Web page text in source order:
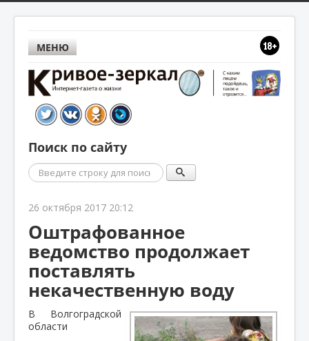
МЕНЮ
Поиск по сайту
Поиск
26 октября 2017 20:12
Оштрафованное
ведомство продолжает
поставлять
некачественную воду
В Волгоградской
области